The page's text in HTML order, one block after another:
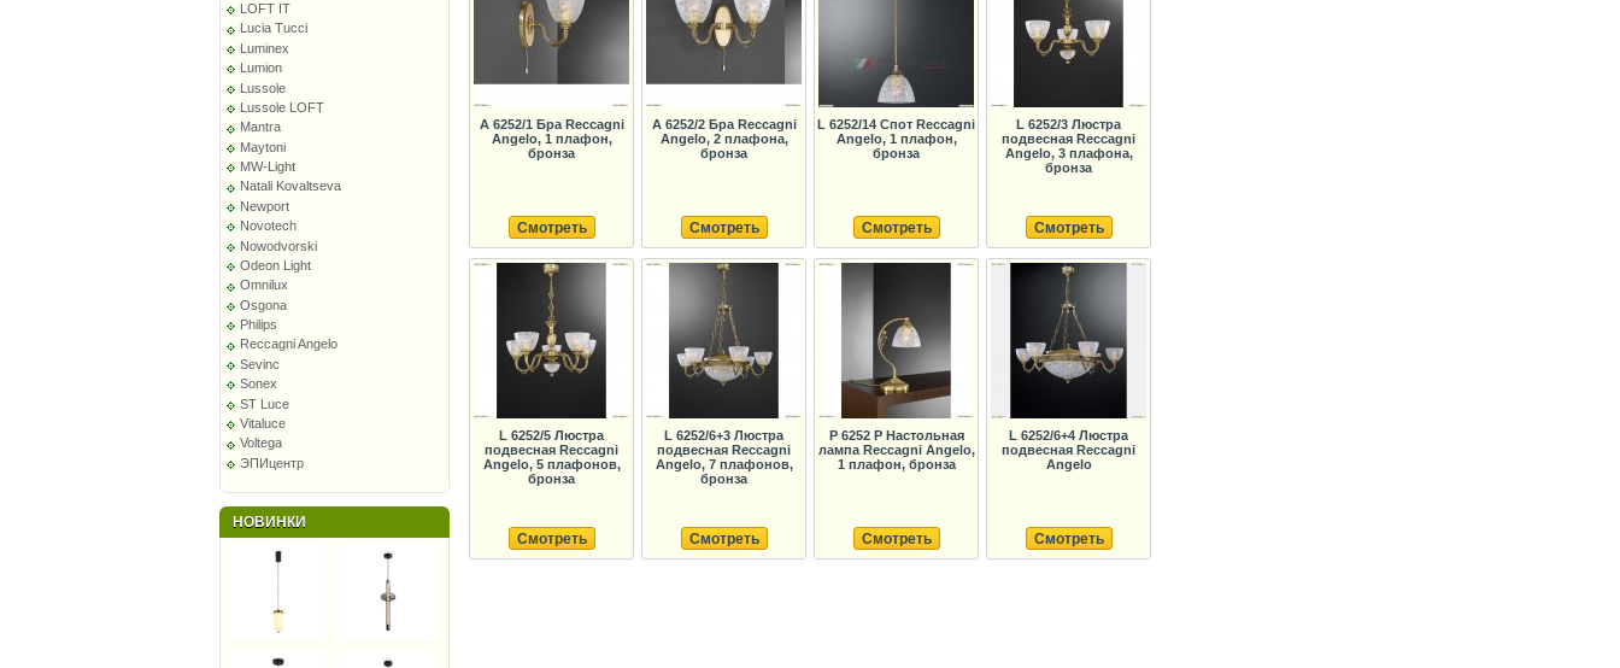
LOFT IT
Lucia Tucci
Luminex
Lumion
Lussole
Lussole LOFT
Mantra
Maytoni
MW-Light
Natali Kovaltseva
Newport
Novotech
Nowodvorski
Odeon Light
Omnilux
Osgona
Philips
Reccagni Angelo
Sevinc
Sonex
ST Luce
Vitaluce
Voltega
ЭПИцентр
НОВИНКИ
A 6252/1 Бра Reccagni
Angelo, 1 плафон,
бронза
Смотреть
A 6252/2 Бра Reccagni
Angelo, 2 плафона,
бронза
Смотреть
L 6252/14 Спот Reccagni
Angelo, 1 плафон,
бронза
Смотреть
L 6252/3 Люстра
подвесная Reccagni
Angelo, 3 плафона,
бронза
Смотреть
L 6252/5 Люстра
подвесная Reccagni
Angelo, 5 плафонов,
бронза
Смотреть
L 6252/6+3 Люстра
подвесная Reccagni
Angelo, 7 плафонов,
бронза
Смотреть
P 6252 P Настольная
лампа Reccagni Angelo,
1 плафон, бронза
Смотреть
L 6252/6+4 Люстра
подвесная Reccagni
Angelo
Смотреть